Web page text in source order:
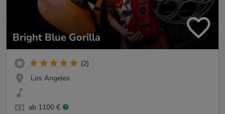
Bright Blue Gorilla
(2)
Los Angeles
ab 1100 €